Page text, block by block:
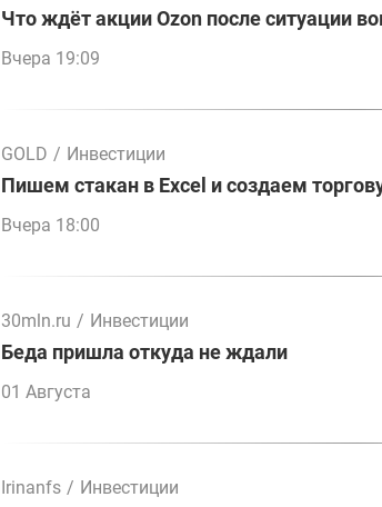
Что ждёт акции Ozon после ситуации
Вчера 19:09
GOLD / Инвестиции
Пишем стакан в Excel и создаем
Вчера 18:00
30mln.ru / Инвестиции
Беда пришла откуда не ждали
01 Августа
Irinanfs / Инвестиции